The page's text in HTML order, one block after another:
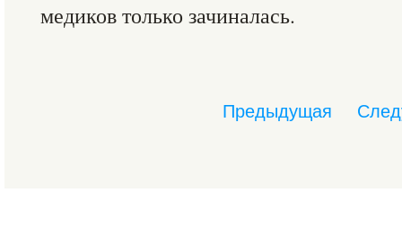
медиков только зачиналась.
Предыдущая